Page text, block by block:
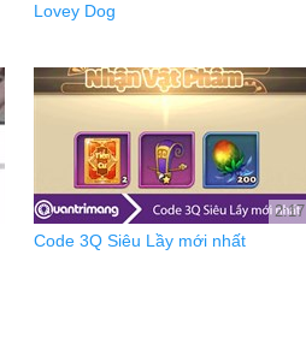
Lovey Dog
2:17
Code 3Q Siêu Lầy mới nhất